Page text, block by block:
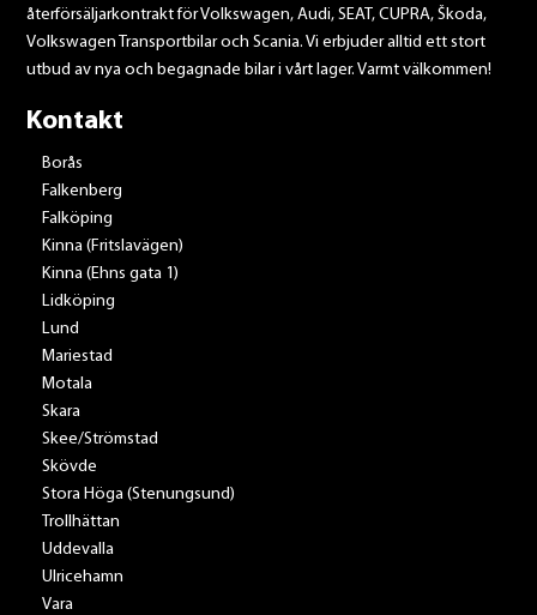
återförsäljarkontrakt för Volkswagen, Audi, SEAT, CUPRA, Škoda,
Volkswagen Transportbilar och Scania. Vi erbjuder alltid ett stort
utbud av nya och begagnade bilar i vårt lager. Varmt välkommen!
Kontakt
Borås
Falkenberg
Falköping
Kinna (Fritslavägen)
Kinna (Ehns gata 1)
Lidköping
Lund
Mariestad
Motala
Skara
Skee/Strömstad
Skövde
Stora Höga (Stenungsund)
Trollhättan
Uddevalla
Ulricehamn
Vara